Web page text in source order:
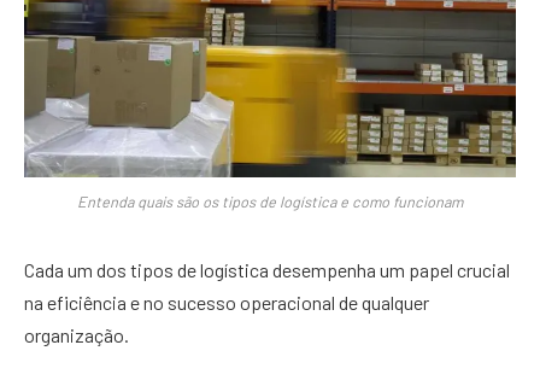
Entenda quais são os tipos de logística e como funcionam
Cada um dos tipos de logística desempenha um papel crucial
na eficiência e no sucesso operacional de qualquer
organização.